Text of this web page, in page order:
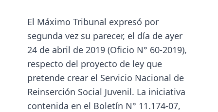
El Máximo Tribunal expresó por
segunda vez su parecer, el día de ayer
24 de abril de 2019 (Oficio N° 60-2019),
respecto del proyecto de ley que
pretende crear el Servicio Nacional de
Reinserción Social Juvenil. La iniciativa
contenida en el Boletín N° 11.174-07,